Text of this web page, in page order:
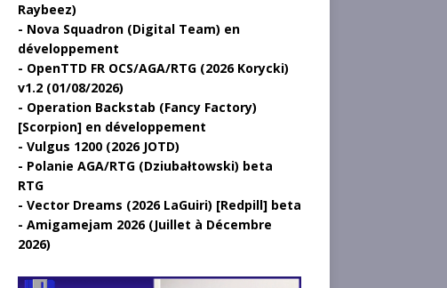
Raybeez)
Nova Squadron (Digital Team) en
développement
OpenTTD FR OCS/AGA/RTG (2026 Korycki)
v1.2 (01/08/2026)
Operation Backstab (Fancy Factory)
[Scorpion] en développement
Vulgus 1200 (2026 JOTD)
Polanie AGA/RTG (Dziubałtowski) beta
RTG
Vector Dreams (2026 LaGuiri) [Redpill] beta
Amigamejam 2026 (Juillet à Décembre
2026)